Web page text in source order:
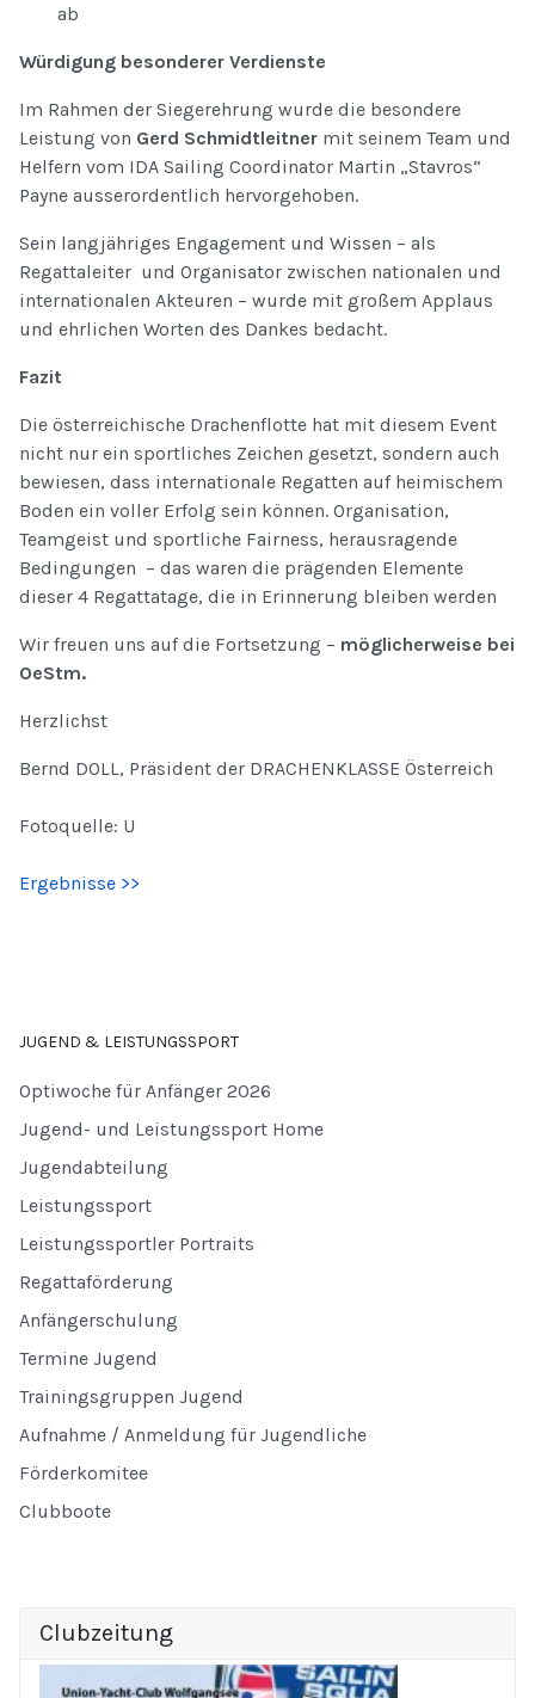
ab
Würdigung besonderer Verdienste
Im Rahmen der Siegerehrung wurde die besondere
Leistung von Gerd Schmidtleitner mit seinem Team und
Helfern vom IDA Sailing Coordinator Martin „Stavros“
Payne ausserordentlich hervorgehoben.
Sein langjähriges Engagement und Wissen – als
Regattaleiter und Organisator zwischen nationalen und
internationalen Akteuren – wurde mit großem Applaus
und ehrlichen Worten des Dankes bedacht.
Fazit
Die österreichische Drachenflotte hat mit diesem Event
nicht nur ein sportliches Zeichen gesetzt, sondern auch
bewiesen, dass internationale Regatten auf heimischem
Boden ein voller Erfolg sein können. Organisation,
Teamgeist und sportliche Fairness, herausragende
Bedingungen – das waren die prägenden Elemente
dieser 4 Regattatage, die in Erinnerung bleiben werden
Wir freuen uns auf die Fortsetzung – möglicherweise bei
OeStm.
Herzlichst
Bernd DOLL, Präsident der DRACHENKLASSE Österreich
Fotoquelle: U
Ergebnisse >>
JUGEND & LEISTUNGSSPORT
Optiwoche für Anfänger 2026
Jugend- und Leistungssport Home
Jugendabteilung
Leistungssport
Leistungssportler Portraits
Regattaförderung
Anfängerschulung
Termine Jugend
Trainingsgruppen Jugend
Aufnahme / Anmeldung für Jugendliche
Förderkomitee
Clubboote
Clubzeitung